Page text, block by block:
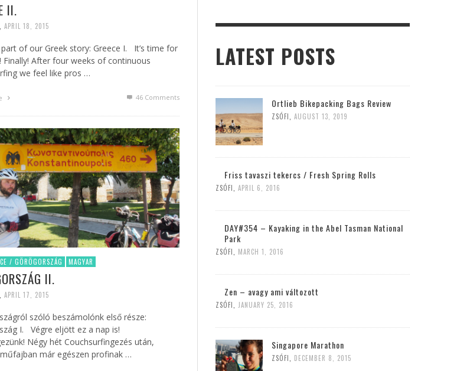
II.
APRIL 18, 2015
of our Greek story: Greece I. It’s time for
Finally! After four weeks of continuous
we feel like pros …
46 Comments
/ GÖRÖGORSZÁG MAGYAR
II.
APRIL 17, 2015
szóló beszámolónk első része:
I. Végre eljött ez a nap is!
Négy hét Couchsurfingezés után,
már egészen profinak …
LATEST POSTS
Ortlieb Bikepacking Bags Review
ZSÓFI AUGUST 13, 2019
Friss tavaszi tekercs / Fresh Spring Rolls
ZSÓFI APRIL 6, 2016
DAY#354 – Kayaking in the Abel Tasman National
Park
ZSÓFI MARCH 1, 2016
Zen – avagy ami változott
ZSÓFI JANUARY 25, 2016
Singapore Marathon
ZSÓFI DECEMBER 8, 2015